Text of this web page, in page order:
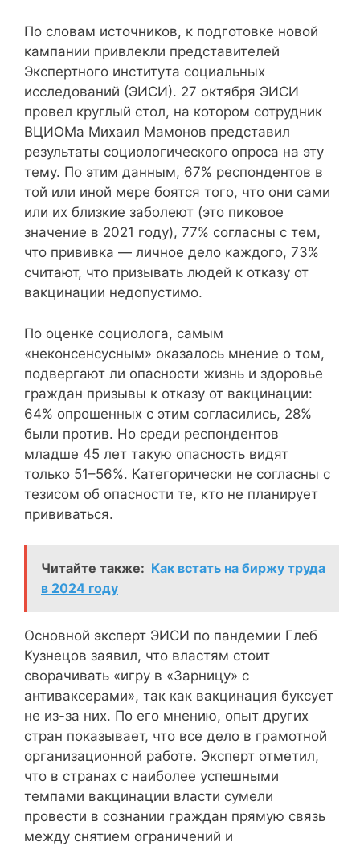
По словам источников, к подготовке новой
кампании привлекли представителей
Экспертного института социальных
исследований (ЭИСИ). 27 октября ЭИСИ
провел круглый стол, на котором сотрудник
ВЦИОМа Михаил Мамонов представил
результаты социологического опроса на эту
тему. По этим данным, 67% респондентов в
той или иной мере боятся того, что они сами
или их близкие заболеют (это пиковое
значение в 2021 году), 77% согласны с тем,
что прививка — личное дело каждого, 73%
считают, что призывать людей к отказу от
вакцинации недопустимо.
По оценке социолога, самым
«неконсенсусным» оказалось мнение о том,
подвергают ли опасности жизнь и здоровье
граждан призывы к отказу от вакцинации:
64% опрошенных с этим согласились, 28%
были против. Но среди респондентов
младше 45 лет такую опасность видят
только 51–56%. Категорически не согласны с
тезисом об опасности те, кто не планирует
прививаться.
Читайте также: Как встать на биржу труда
в 2024 году
Основной эксперт ЭИСИ по пандемии Глеб
Кузнецов заявил, что властям стоит
сворачивать «игру в «Зарницу» с
антиваксерами», так как вакцинация буксует
не из-за них. По его мнению, опыт других
стран показывает, что все дело в грамотной
организационной работе. Эксперт отметил,
что в странах с наиболее успешными
темпами вакцинации власти сумели
провести в сознании граждан прямую связь
между снятием ограничений и